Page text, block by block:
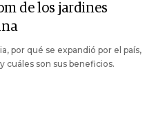
de los jardines
por qué se expandió por el país,
cuáles son sus beneficios.